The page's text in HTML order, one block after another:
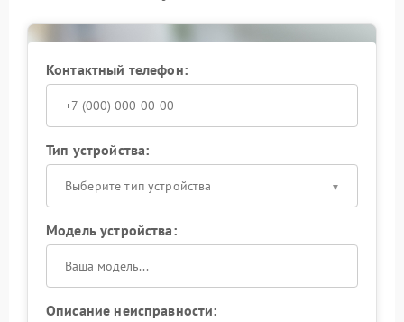
причины — это снижает риск повторного выхода из
строя.
Доверьте заботу о надежности вашего ИБП
профессионалам: так вы продлите срок его службы
и обеспечите стабильную защиту подключенного
оборудования.
Контактный телефон:
Тип устройства:
Выберите тип устройства
Модель устройства:
Описание неисправности: